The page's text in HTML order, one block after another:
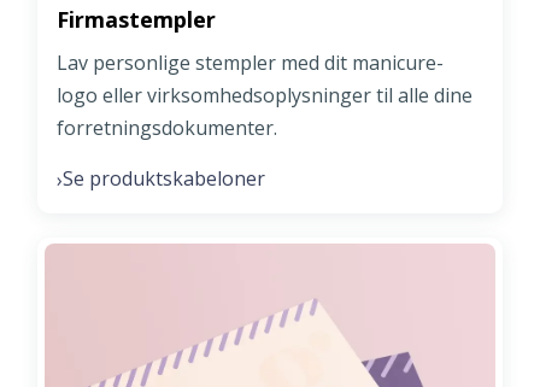
Firmastempler
Lav personlige stempler med dit manicure-
logo eller virksomhedsoplysninger til alle dine
forretningsdokumenter.
›Se produktskabeloner